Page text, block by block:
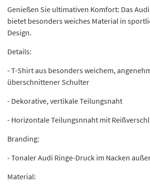
Genießen Sie ultimativen Komfort: Das
bietet besonders weiches Material in
Design.
Details:
- T-Shirt aus besonders weichem,
überschnittener Schulter
- Dekorative, vertikale Teilungsnaht
- Horizontale Teilungsnnaht mit
Branding:
- Tonaler Audi Ringe-Druck im Nacken
Material: